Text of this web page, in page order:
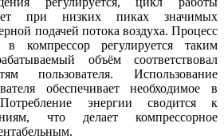
при низких пиках значимых
подачей потока воздуха. Процесс
в компрессор регулируется таким
объём соответствовал
пользователя. Использование
обеспечивает необходимое в
энергии сводится к
что делает компрессорное